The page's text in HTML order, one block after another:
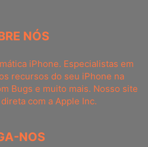
NÓS
iPhone. Especialistas em
recursos do seu iPhone na
Bugs e muito mais. Nosso site
com a Apple Inc.
NOS